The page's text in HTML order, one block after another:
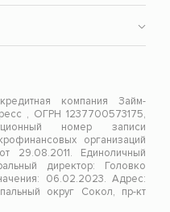
компания Займ-
, ОГРН 1237700573175,
номер записи
организаций
29.08.2011. Единоличный
директор: Головко
06.02.2023. Адрес:
округ Сокол, пр-кт